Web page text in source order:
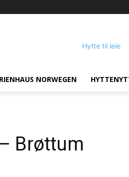
NORWEGEN
Brøttum